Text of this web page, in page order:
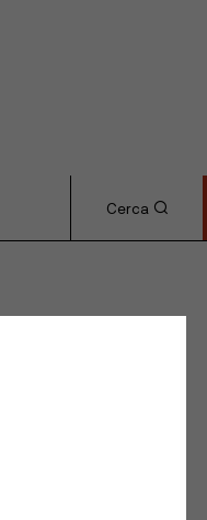
Cerca